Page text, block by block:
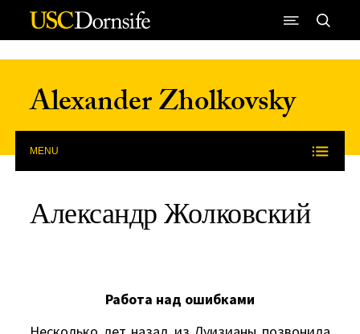
Skip to Content
Alexander Zholkovsky
MENU
Александр Жолковский
Работа над ошибками